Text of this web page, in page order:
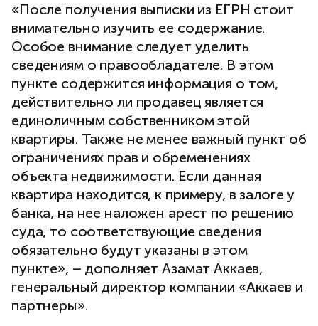
«После получения выписки из ЕГРН стоит
внимательно изучить ее содержание.
Особое внимание следует уделить
сведениям о правообладателе. В этом
пункте содержится информация о том,
действительно ли продавец является
единоличным собственником этой
квартиры. Также не менее важный пункт об
ограничениях прав и обременениях
объекта недвижимости. Если данная
квартира находится, к примеру, в залоге у
банка, на нее наложен арест по решению
суда, то соответствующие сведения
обязательно будут указаны в этом
пункте», – дополняет Азамат Аккаев,
генеральный директор компании «Аккаев и
партнеры».